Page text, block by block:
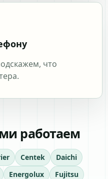
что
работаем
Centek
Daichi
Energolux
Fujitsu